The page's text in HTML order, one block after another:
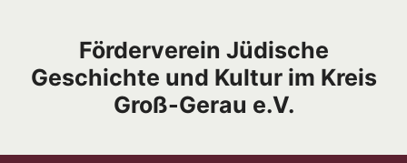
Förderverein Jüdische
Geschichte und Kultur im Kreis
Groß-Gerau e.V.